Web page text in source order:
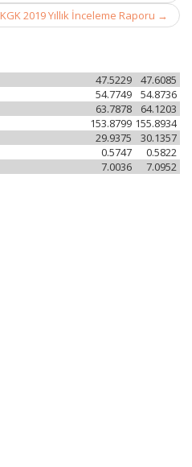
KGK 2019 Yıllık İnceleme Raporu →
47.6085
47.5229
54.8736
54.7749
64.1203
63.7878
155.8934
153.8799
30.1357
29.9375
0.5822
0.5747
7.0952
7.0036